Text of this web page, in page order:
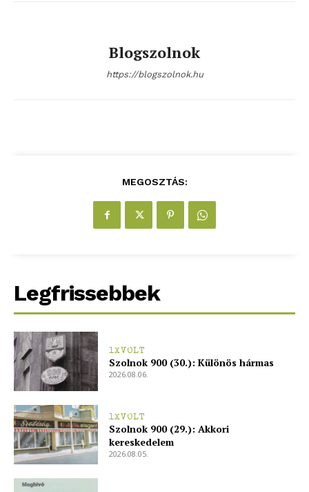
Blogszolnok
https://blogszolnok.hu
MEGOSZTÁS:
Legfrissebbek
1XVOLT
Szolnok 900 (30.): Különös hármas
2026.08.06.
1XVOLT
Szolnok 900 (29.): Akkori
kereskedelem
2026.08.05.